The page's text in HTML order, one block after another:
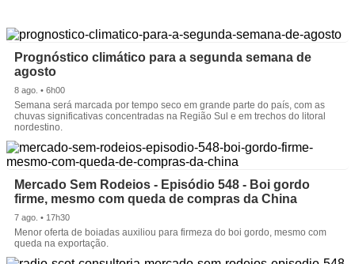
Prognóstico climático para a segunda semana de
agosto
8 ago. • 6h00
Semana será marcada por tempo seco em grande parte do país, com as
chuvas significativas concentradas na Região Sul e em trechos do litoral
nordestino.
Mercado Sem Rodeios - Episódio 548 - Boi gordo
firme, mesmo com queda de compras da China
7 ago. • 17h30
Menor oferta de boiadas auxiliou para firmeza do boi gordo, mesmo com
queda na exportação.